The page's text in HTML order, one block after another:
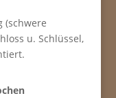
(schwere
u. Schlüssel,